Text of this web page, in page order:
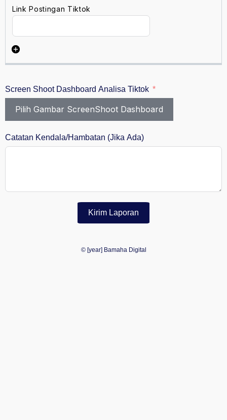
Screen Shoot Dashboard Analisa Tiktok
Pilih Gambar ScreenShoot Dashboard
Catatan Kendala/Hambatan (Jika Ada)
Kirim Laporan
© [year] Bamaha Digital